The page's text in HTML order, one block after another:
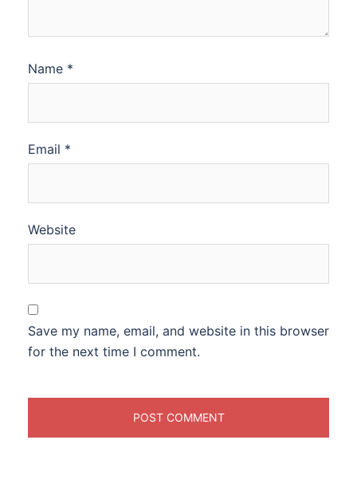
Name *
Email *
Website
Save my name, email, and website in this browser
for the next time I comment.